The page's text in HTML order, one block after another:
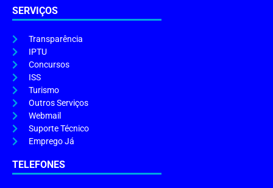
SERVIÇOS
Transparência
IPTU
Concursos
ISS
Turismo
Outros Serviços
Webmail
Suporte Técnico
Emprego Já
TELEFONES